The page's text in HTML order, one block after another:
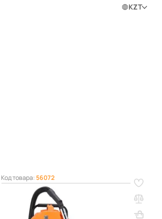
KZT
Код товара:56072
Пылесос строительный TOR TVC30
1400Вт с розеткой 220В
Вес, кг: 8.5